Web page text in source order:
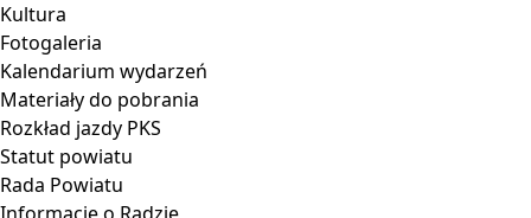
Kultura
Fotogaleria
Kalendarium wydarzeń
Materiały do pobrania
Rozkład jazdy PKS
Statut powiatu
Rada Powiatu